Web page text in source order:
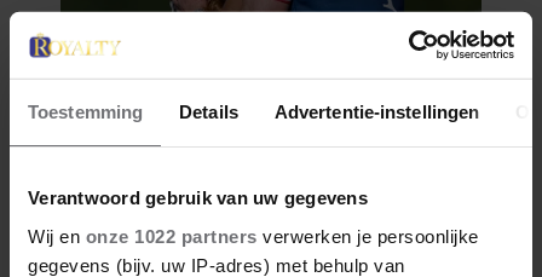
Toestemming Details Advertentie-instellingen
Verantwoord gebruik van uw gegevens
Wij en onze 1022 partners verwerken je persoonlijke
gegevens (bijv. uw IP-adres) met behulp van